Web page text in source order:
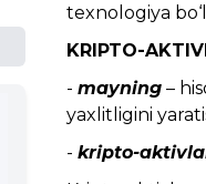
texnologiya
KRIPTO-
- mayning–
yaxlitligini
- kripto-